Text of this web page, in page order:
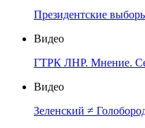
Президентские
Видео
ГТРК ЛНР. Мнение.
Видео
Зеленский ≠